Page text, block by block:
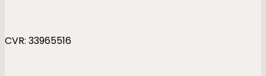
CVR: 33965516